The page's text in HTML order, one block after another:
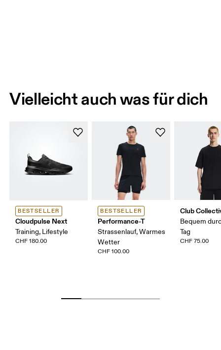
Vielleicht auch was für dich
BESTSELLER
Cloudpulse Next
Training, Lifestyle
CHF 180.00
BESTSELLER
Performance-T
Strassenlauf, Warmes
Wetter
CHF 100.00
Club
Bequem
Tag
CHF 75.00